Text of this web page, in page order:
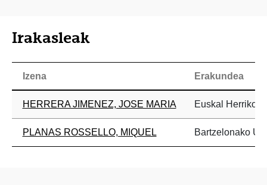
Irakasleak
Izena Erakundea
HERRERA JIMENEZ, JOSE MARIA Euskal Herriko
PLANAS ROSSELLO, MIQUEL Bartzelonako